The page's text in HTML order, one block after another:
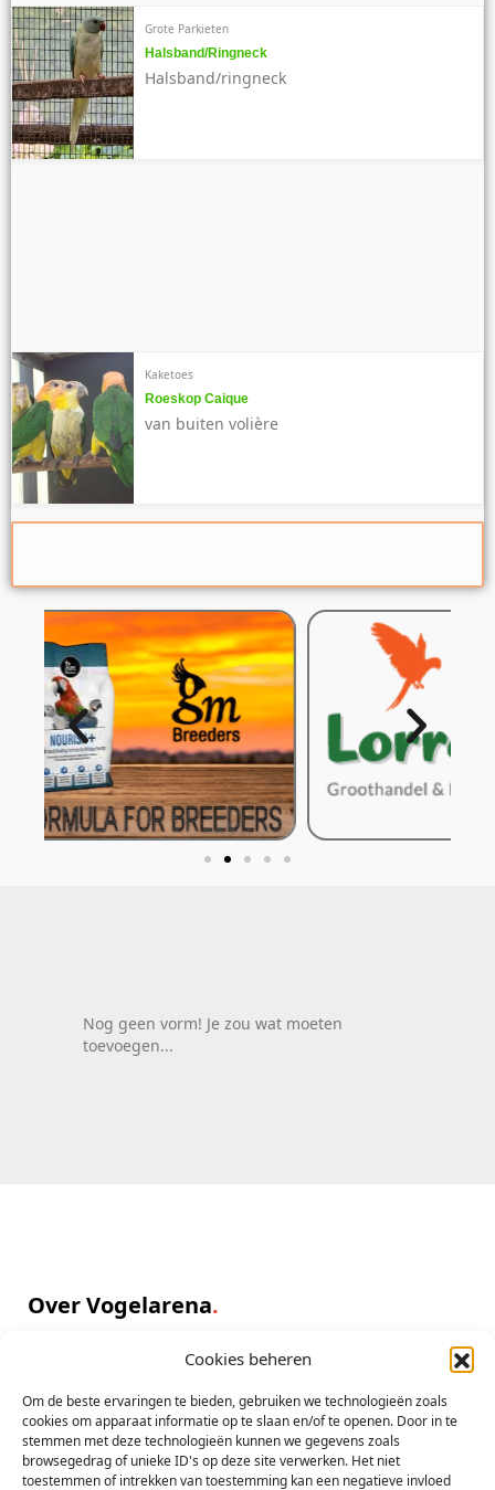
Cookies beheren
Om de beste ervaringen te bieden, gebruiken we technologieën zoals
cookies om apparaat informatie op te slaan en/of te openen. Door in te
stemmen met deze technologieën kunnen we gegevens zoals
browsegedrag of unieke ID's op deze site verwerken. Het niet
toestemmen of intrekken van toestemming kan een negatieve invloed
Grote Parkieten
Halsband/ringneck
Halsband/ringneck
Kaketoes
Roeskop Caique
van buiten volière
Barraband parkieten
Grote Parkieten
Bronsfallow Halsbanden
Halsband
groene split blauw Alexander pop 2026
4 koppels grijze roodstaarten waarvan 2
koppels kweekkoppels
Grote Parkieten
Rose Kakatoe, Pruimkop, Pyrrhura, Berg
rose kakatoe lutino en split, pruimkop